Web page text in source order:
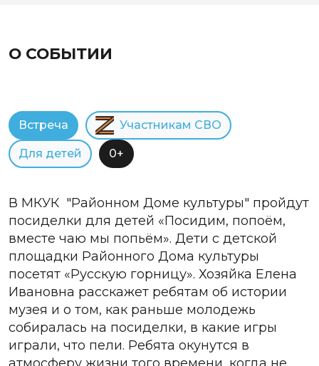
О СОБЫТИИ
Встреча Участникам СВО
Для детей 0+
В МКУК "Районном Доме культуры" пройдут
посиделки для детей «Посидим, попоём,
вместе чаю мы попьём». Дети с детской
площадки Районного Дома культуры
посетят «Русскую горницу». Хозяйка Елена
Ивановна расскажет ребятам об истории
музея и о том, как раньше молодежь
собиралась на посиделки, в какие игры
играли, что пели. Ребята окунутся в